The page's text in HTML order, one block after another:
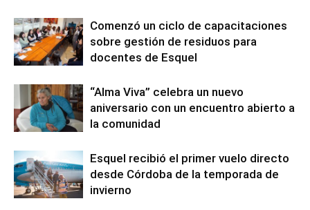
Comenzó un ciclo de capacitaciones
sobre gestión de residuos para
docentes de Esquel
“Alma Viva” celebra un nuevo
aniversario con un encuentro abierto a
la comunidad
Esquel recibió el primer vuelo directo
desde Córdoba de la temporada de
invierno